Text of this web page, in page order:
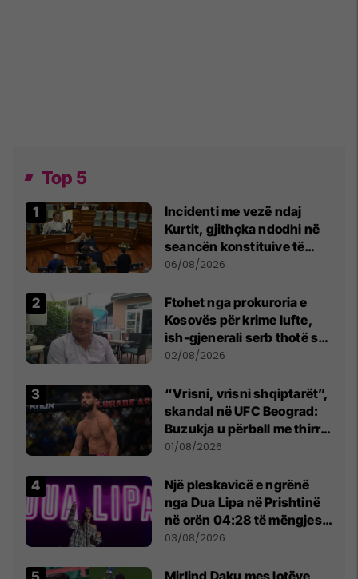
Top 5
Incidenti me vezë ndaj
Kurtit, gjithçka ndodhi në
seancën konstituive të
Kuvendit
06/08/2026
Ftohet nga prokuroria e
Kosovës për krime lufte,
ish-gjenerali serb thotë se
dikush e tradhtoi në
02/08/2026
“Vrisni, vrisni shqiptarët”,
skandal në UFC Beograd:
Buzukja u përball me thirrje
anti-shqiptare nga
01/08/2026
Një pleskavicë e ngrënë
nga Dua Lipa në Prishtinë
në orën 04:28 të mëngjesit
- dhe bota digjitale serbe
03/08/2026
Mirlind Daku mes lotëve